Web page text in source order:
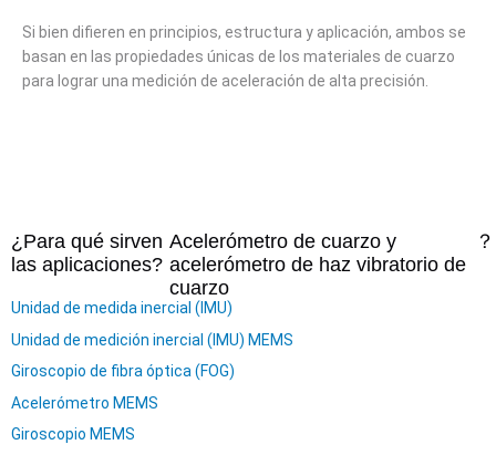
Si bien difieren en principios, estructura y aplicación, ambos se
basan en las propiedades únicas de los materiales de cuarzo
para lograr una medición de aceleración de alta precisión.
¿Para qué sirven
las aplicaciones?
Acelerómetro de cuarzo y
acelerómetro de haz vibratorio de
cuarzo
？
Unidad de medida inercial (IMU)
Unidad de medición inercial (IMU) MEMS
Giroscopio de fibra óptica (FOG)
Acelerómetro MEMS
Giroscopio MEMS